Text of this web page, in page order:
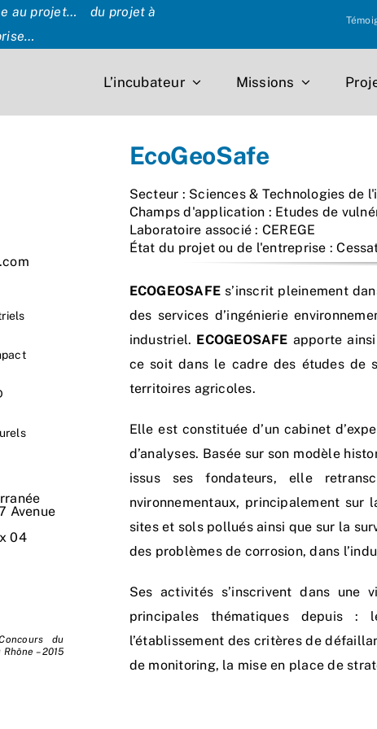
au projet… du projet à
L’incubateur Missions
Avenue
04
du
– 2015
EcoGeoSafe
Secteur : Sciences & Technologies de
Champs d'application : Etudes de
Laboratoire associé : CEREGE
État du projet ou de l'entreprise :
ECOGEOSAFE s’inscrit pleinement
des services d’ingénierie
industriel. ECOGEOSAFE apporte
ce soit dans le cadre des études de
territoires agricoles.
Elle est constituée d’un cabinet
d’analyses. Basée sur son modèle
issus ses fondateurs, elle
nvironnementaux, principalement sur
sites et sols pollués ainsi que sur la
des problèmes de corrosion, dans
Ses activités s’inscrivent dans
principales thématiques depuis :
l’établissement des critères de
de monitoring, la mise en place de